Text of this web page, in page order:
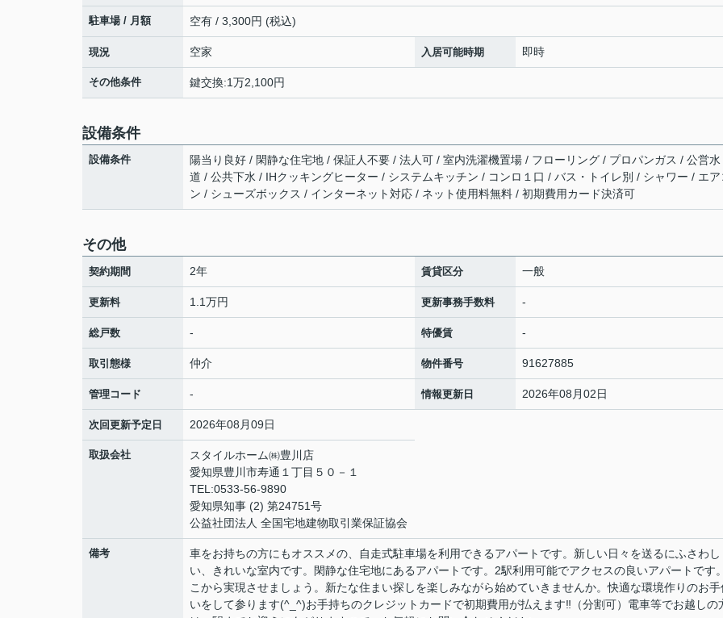
駐車場 / 月額 空有 / 3,300円 (税込)
現況 空家 入居可能時期 即時
その他条件 鍵交換:1万2,100円
設備条件
設備条件
陽当り良好 / 閑静な住宅地 / 保証人不要 / 法人可 / 室内洗濯機置場 / フローリング / プロパンガス / 公営水
道 / 公共下水 / IHクッキングヒーター / システムキッチン / コンロ１口 / バス・トイレ別 / シャワー / エア
ン / シューズボックス / インターネット対応 / ネット使用料無料 / 初期費用カード決済可
その他
契約期間 2年 賃貸区分 一般
更新料 1.1万円 更新事務手数料 -
総戸数 - 特優賃 -
取引態様 仲介 物件番号 91627885
管理コード - 情報更新日 2026年08月02日
次回更新予定日 2026年08月09日
取扱会社
スタイルホーム㈱豊川店
愛知県豊川市寿通１丁目５０－１
TEL:0533-56-9890
愛知県知事 (2) 第24751号
公益社団法人 全国宅地建物取引業保証協会
備考
車をお持ちの方にもオススメの、自走式駐車場を利用できるアパートです。新しい日々を送るにふさわし
い、きれいな室内です。閑静な住宅地にあるアパートです。2駅利用可能でアクセスの良いアパートです
こから実現させましょう。新たな住まい探しを楽しみながら始めていきませんか。快適な環境作りのお手
いをして参ります(^_^)お手持ちのクレジットカードで初期費用が払えます‼（分割可）電車等でお越しの